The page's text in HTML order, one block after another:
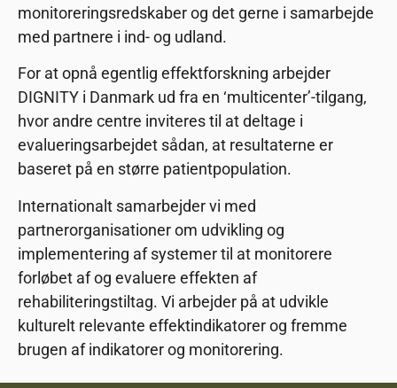
monitoreringsredskaber og det gerne i samarbejde
med partnere i ind- og udland.
For at opnå egentlig effektforskning arbejder
DIGNITY i Danmark ud fra en ‘multicenter’-tilgang,
hvor andre centre inviteres til at deltage i
evalueringsarbejdet sådan, at resultaterne er
baseret på en større patientpopulation.
Internationalt samarbejder vi med
partnerorganisationer om udvikling og
implementering af systemer til at monitorere
forløbet af og evaluere effekten af
rehabiliteringstiltag. Vi arbejder på at udvikle
kulturelt relevante effektindikatorer og fremme
brugen af indikatorer og monitorering.